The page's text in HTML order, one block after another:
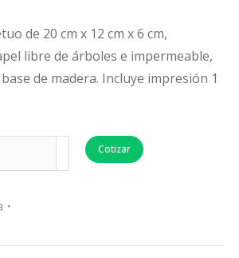
de 20 cm x 12 cm x 6 cm,
libre de árboles e impermeable,
de madera. Incluye impresión 1
Cotizar